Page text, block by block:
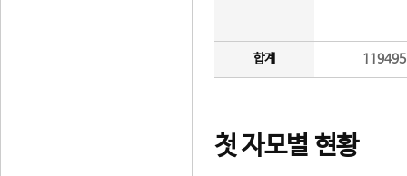
합계
첫 자모별 현황